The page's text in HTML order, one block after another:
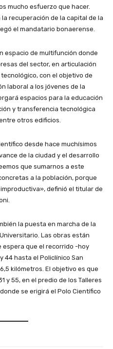
mucho esfuerzo que hacer.
recuperación de la capital de la
el mandatario bonaerense.
espacio de multifunción donde
del sector, en articulación
con el objetivo de
laboral a los jóvenes de la
espacios para la educación
y transferencia tecnológica
entre otros edificios.
desde hace muchísimos
de la ciudad y el desarrollo
que sumarnos a este
a la población, porque
definió el titular de
la puesta en marcha de la
Las obras están
espera que el recorrido -hoy
44 hasta el Policlínico San
kilómetros. El objetivo es que
y 55, en el predio de los Talleres
se erigirá el Polo Científico